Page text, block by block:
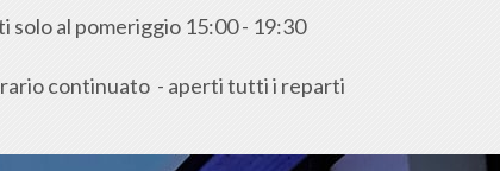
solo al pomeriggio 15:00 - 19:30
continuato - aperti tutti i reparti